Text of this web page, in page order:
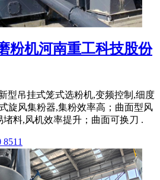
粉机河南重工科技股份
型吊挂式笼式选粉机,变频控制,细度
旋风集粉器,集粉效率高；曲面型风
料,风机效率提升；曲面可换刀 .